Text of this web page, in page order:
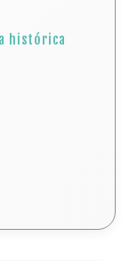
histórica